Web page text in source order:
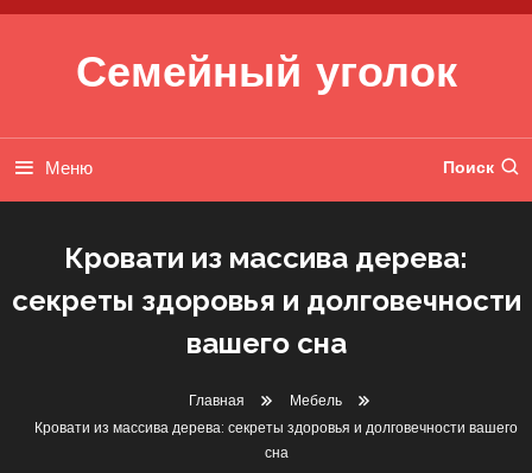
Перейти к содержимому
Семейный уголок
Меню Поиск
Кровати из массива дерева:
секреты здоровья и долговечности
вашего сна
Главная
Мебель
Кровати из массива дерева: секреты здоровья и долговечности вашего
сна